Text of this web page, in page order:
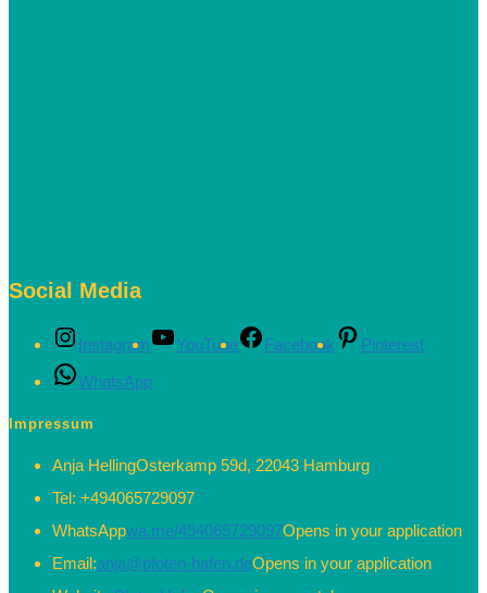
Social Media
Instagram YouTube Facebook
Pinterest
WhatsApp
Impressum
Anja HellingOsterkamp 59d, 22043 Hamburg
Tel: +494065729097
WhatsAppwa.me/494065729097Opens in your application
Email:anja@pfoten-hafen.deOpens in your application